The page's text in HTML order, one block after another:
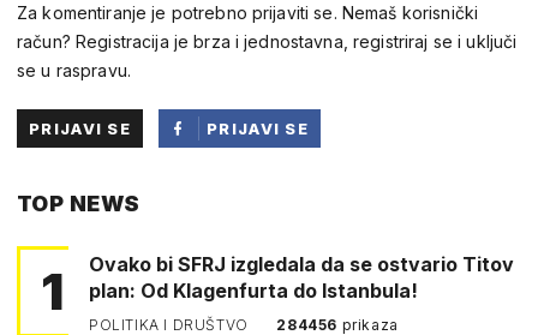
Za komentiranje je potrebno prijaviti se. Nemaš korisnički
račun? Registracija je brza i jednostavna, registriraj se i uključi
se u raspravu.
PRIJAVI SE
PRIJAVI SE
TOP NEWS
1
Ovako bi SFRJ izgledala da se ostvario Titov
plan: Od Klagenfurta do Istanbula!
POLITIKA I DRUŠTVO 284456 prikaza